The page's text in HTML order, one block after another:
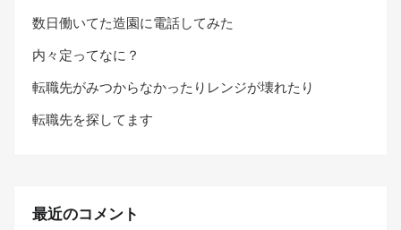
数日働いてた造園に電話してみた
内々定ってなに？
転職先がみつからなかったりレンジが壊れたり
転職先を探してます
最近のコメント